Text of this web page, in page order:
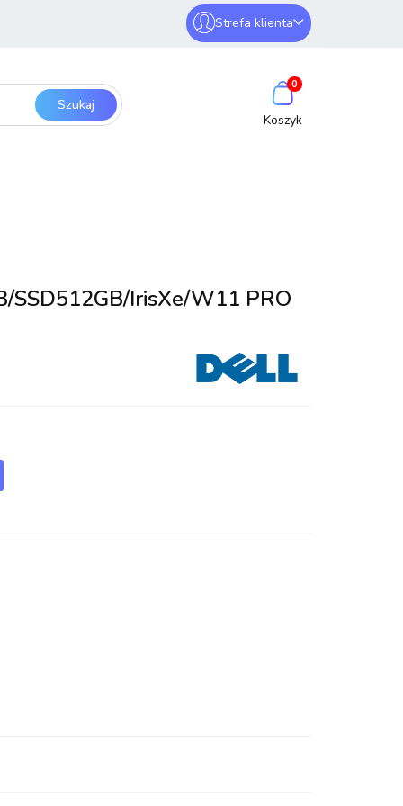
Strefa klienta
Zaloguj się
Zarejestruj się
Dodaj zgłoszenie
0
IrisXe/W11 PRO